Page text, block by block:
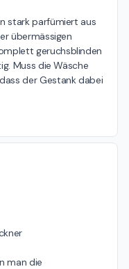
stark parfümiert aus
übermässigen
geruchsblinden
Muss die Wäsche
der Gestank dabei
man die